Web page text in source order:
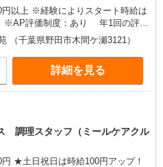
りスタート時給は
※AP評価制度：あり 年1回の評価
直します。 ※アルバイト賞与（寸
2回。勤続年数により金額UP。
（千葉県野田市木間ケ瀬3121）
詳細を見る
調理スタッフ（ミールケアクル
時給1,140円 ★土日祝日は時給100円アップ！